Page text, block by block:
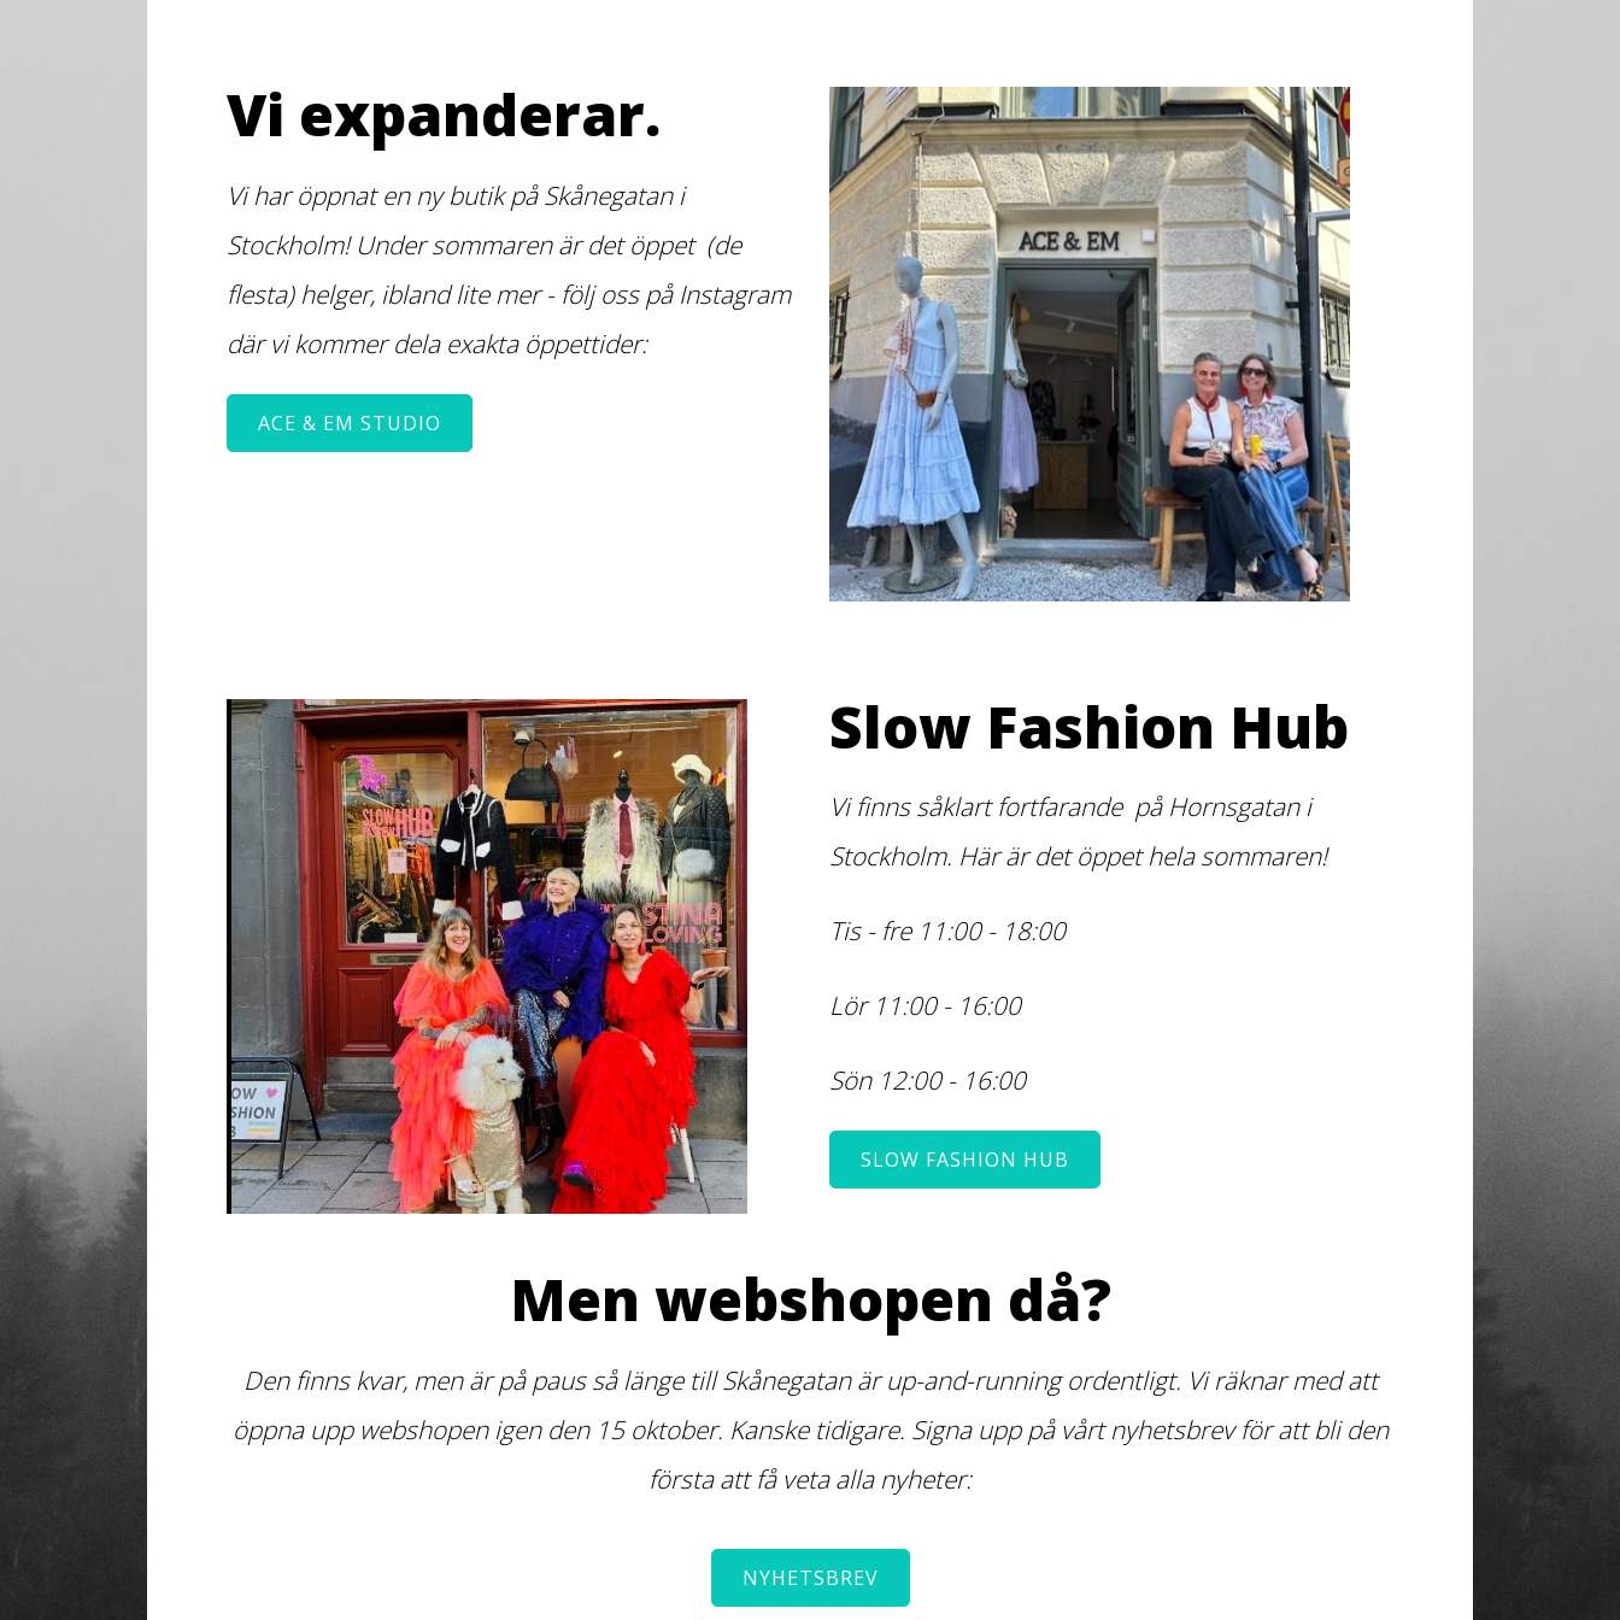
Vi expanderar.
Vi har öppnat en ny butik på Skånegatan i
Stockholm! Under sommaren är det öppet (de
flesta) helger, ibland lite mer - följ oss på Instagram
där vi kommer dela exakta öppettider:
ACE & EM STUDIO
Slow Fashion Hub
Vi finns såklart fortfarande på Hornsgatan i
Stockholm. Här är det öppet hela sommaren!
Tis - fre 11:00 - 18:00
Lör 11:00 - 16:00
Sön 12:00 - 16:00
SLOW FASHION HUB
Men webshopen då?
Den finns kvar, men är på paus så länge till Skånegatan är up-and-running ordentligt. Vi räknar med att
öppna upp webshopen igen den 15 oktober. Kanske tidigare. Signa upp på vårt nyhetsbrev för att bli den
första att få veta alla nyheter:
NYHETSBREV